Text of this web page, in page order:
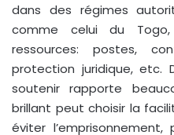
dans des régimes
comme celui du
ressources: postes,
protection juridique, etc.
soutenir rapporte
brillant peut choisir la
éviter